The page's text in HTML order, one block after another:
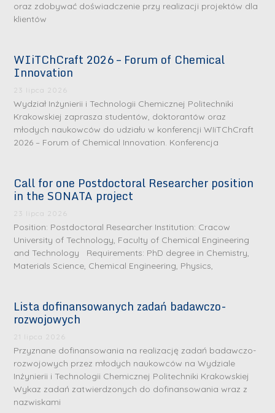
oraz zdobywać doświadczenie przy realizacji projektów dla
klientów
WIiTChCraft 2026 – Forum of Chemical
Innovation
23 lipca 2026
Wydział Inżynierii i Technologii Chemicznej Politechniki
Krakowskiej zaprasza studentów, doktorantów oraz
młodych naukowców do udziału w konferencji WIiTChCraft
2026 – Forum of Chemical Innovation. Konferencja
Call for one Postdoctoral Researcher position
in the SONATA project
23 lipca 2026
Position: Postdoctoral Researcher Institution: Cracow
University of Technology, Faculty of Chemical Engineering
and Technology Requirements: PhD degree in Chemistry,
Materials Science, Chemical Engineering, Physics,
Lista dofinansowanych zadań badawczo-
rozwojowych
21 lipca 2026
Przyznane dofinansowania na realizację zadań badawczo-
rozwojowych przez młodych naukowców na Wydziale
Inżynierii i Technologii Chemicznej Politechniki Krakowskiej
Wykaz zadań zatwierdzonych do dofinansowania wraz z
nazwiskami
S
r
e
b
r
n
D